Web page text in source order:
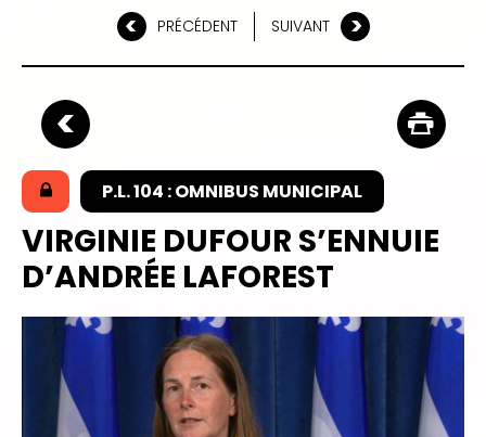
PRÉCÉDENT SUIVANT
P.L. 104 : OMNIBUS MUNICIPAL
VIRGINIE DUFOUR S’ENNUIE
D’ANDRÉE LAFOREST